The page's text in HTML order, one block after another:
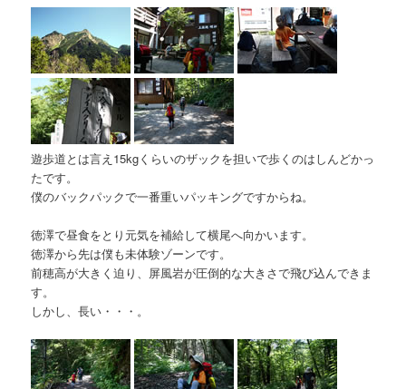
遊歩道とは言え15kgくらいのザックを担いで歩くのはしんどかっ
たです。
僕のバックパックで一番重いパッキングですからね。
徳澤で昼食をとり元気を補給して横尾へ向かいます。
徳澤から先は僕も未体験ゾーンです。
前穂高が大きく迫り、屏風岩が圧倒的な大きさで飛び込んできま
す。
しかし、長い・・・。